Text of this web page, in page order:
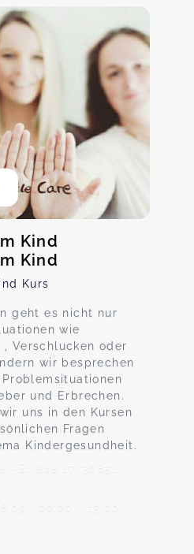
Kind
Kind
Kurs
geht es nicht nur
wie
Verschlucken oder
wir besprechen
und Erbrechen.
uns in den Kursen
Fragen
Kindergesundheit.
Straße 17, 30851
09:00 - 13:00